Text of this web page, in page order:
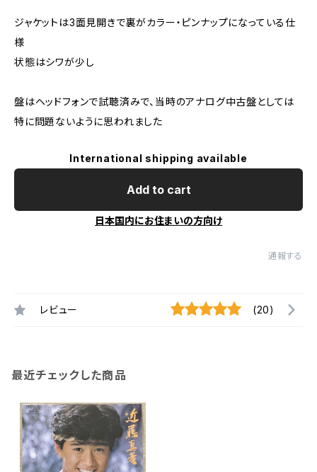
ジャケットは3面見開きで裏がカラー・ピンナップになっている仕
様
状態はシワが少し
盤はヘッドフォンで試聴済みで、当時のアナログ中古盤としては
特に問題ないように思われました
International shipping available
Add to cart
日本国内にお住まいの方向け
通報する
レビュー (20)
最近チェックした商品